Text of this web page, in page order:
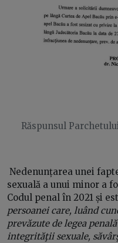
Răspunsul
Nedenunțarea unei
sexuală a unui minor a
Codul penal în 2021 și
persoanei care, luând
prevăzute de legea
integrităţii sexuale,